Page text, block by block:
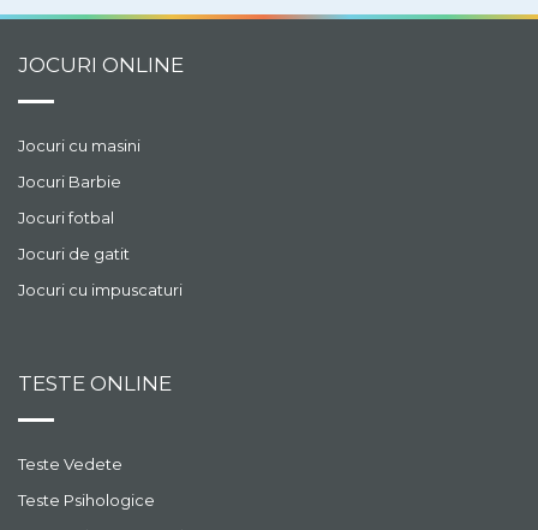
JOCURI ONLINE
Jocuri cu masini
Jocuri Barbie
Jocuri fotbal
Jocuri de gatit
Jocuri cu impuscaturi
TESTE ONLINE
Teste Vedete
Teste Psihologice